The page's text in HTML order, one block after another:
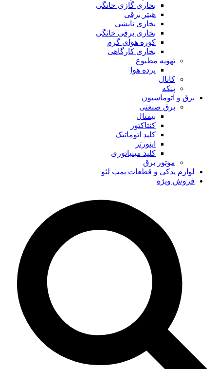
بخاری گازی خانگی
هیتر برقی
بخاری تابشی
بخاری برقی خانگی
کوره هوای گرم
بخاری کارگاهی
تهویه مطبوع
پرده هوا
کانال
پنکه
برق و اتوماسیون
برق صنعتی
بیمتال
کنتاکتور
کلید اتوماتیک
اینورتر
کلید مینیاتوری
موتور برق
لوازم یدکی و قطعات پمپ لئو
فروش ویژه